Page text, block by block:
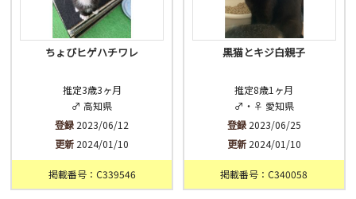
ちょびヒゲハチワレ
推定3歳3ヶ月
♂ 高知県
登録 2023/06/12
更新 2024/01/10
掲載番号：C339546
黒猫とキジ白親子
推定8歳1ヶ月
♂・♀ 愛知県
登録2023/06/25
更新2024/01/10
掲載番号：C340058